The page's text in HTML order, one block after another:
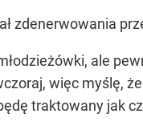
zdenerwowania
ale
więc myślę,
traktowany jak